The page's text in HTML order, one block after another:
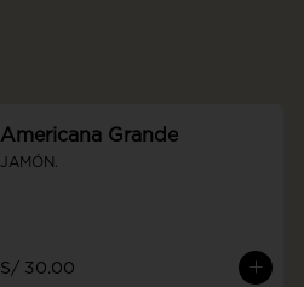
Americana Grande
JAMÓN.
S/ 30.00